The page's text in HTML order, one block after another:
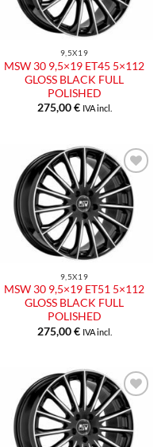
9,5X19
MSW 30 9,5×19 ET45 5×112
GLOSS BLACK FULL
POLISHED
275,00€ IVA incl.
Aggiungi
alla lista
dei
desideri
9,5X19
MSW 30 9,5×19 ET51 5×112
GLOSS BLACK FULL
POLISHED
275,00€ IVA incl.
Aggiungi
alla lista
dei
desideri